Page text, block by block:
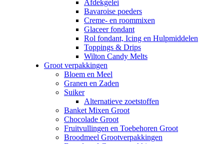
Afdekgelei
Bavaroise poeders
Creme- en roommixen
Glaceer fondant
Rol fondant, Icing en Hulpmiddelen
Toppings & Drips
Wilton Candy Melts
Groot verpakkingen
Bloem en Meel
Granen en Zaden
Suiker
Alternatieve zoetstoffen
Banket Mixen Groot
Chocolade Groot
Fruitvullingen en Toebehoren Groot
Broodmeel Grootverpakkingen